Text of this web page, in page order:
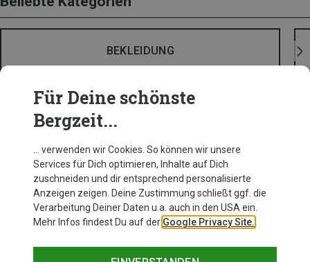
BEKLEIDUNG
Für Deine schönste
Bergzeit...
… verwenden wir Cookies. So können wir unsere
Services für Dich optimieren, Inhalte auf Dich
zuschneiden und dir entsprechend personalisierte
Anzeigen zeigen. Deine Zustimmung schließt ggf. die
Verarbeitung Deiner Daten u.a. auch in den USA ein.
Mehr Infos findest Du auf der Google Privacy Site.